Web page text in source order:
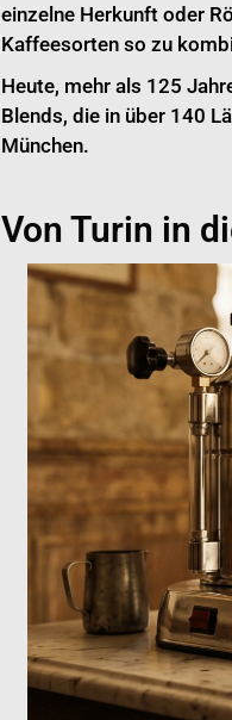
einzelne Herkunft oder
Kaffeesorten so zu
Heute, mehr als 125
Blends, die in über 140
München.
Von Turin in